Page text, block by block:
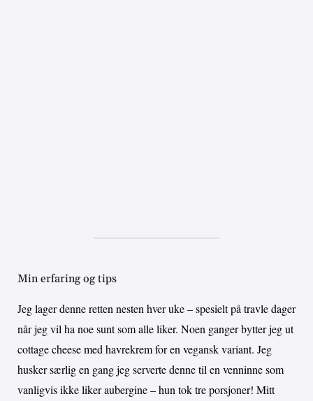
Min erfaring og tips
Jeg lager denne retten nesten hver uke – spesielt på travle dager
når jeg vil ha noe sunt som alle liker. Noen ganger bytter jeg ut
cottage cheese med havrekrem for en vegansk variant. Jeg
husker særlig en gang jeg serverte denne til en venninne som
vanligvis ikke liker aubergine – hun tok tre porsjoner! Mitt